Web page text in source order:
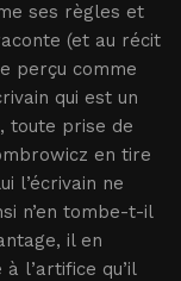
ses règles et
(et au récit
perçu comme
qui est un
toute prise de
en tire
l’écrivain ne
n’en tombe-t-il
il en
l’artifice qu’il